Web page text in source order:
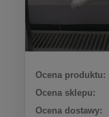
Ocena produktu:
Ocena sklepu:
Ocena dostawy: